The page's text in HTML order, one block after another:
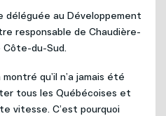
déléguée au Développement
responsable de Chaudière-
du-Sud.
qu’il n’a jamais été
tous les Québécoises et
vitesse. C’est pourquoi